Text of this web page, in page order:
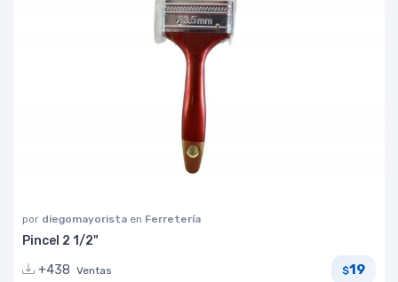
por diegomayorista en Ferretería
Pincel 2 1/2"
+438 Ventas $19